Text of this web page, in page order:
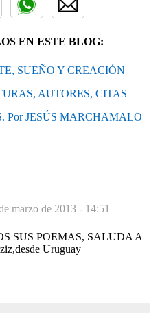
EN ESTE BLOG:
SUEÑO Y CREACIÓN
AUTORES, CITAS
Por JESÚS MARCHAMALO
marzo de 2013 - 14:51
SUS POEMAS, SALUDA A
Uruguay